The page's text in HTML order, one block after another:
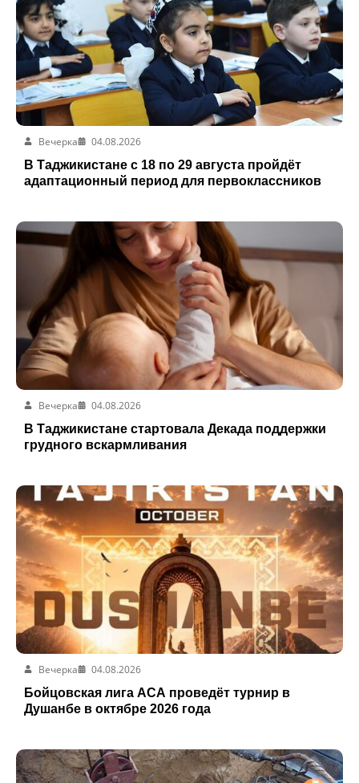
Вечерка
04.08.2026
В Таджикистане с 18 по 29 августа пройдёт
адаптационный период для первоклассников
Вечерка
04.08.2026
В Таджикистане стартовала Декада поддержки
грудного вскармливания
Вечерка
04.08.2026
Бойцовская лига ACA проведёт турнир в
Душанбе в октябре 2026 года